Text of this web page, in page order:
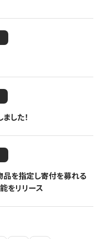
した！
品を指定し寄付を募れる
をリリース